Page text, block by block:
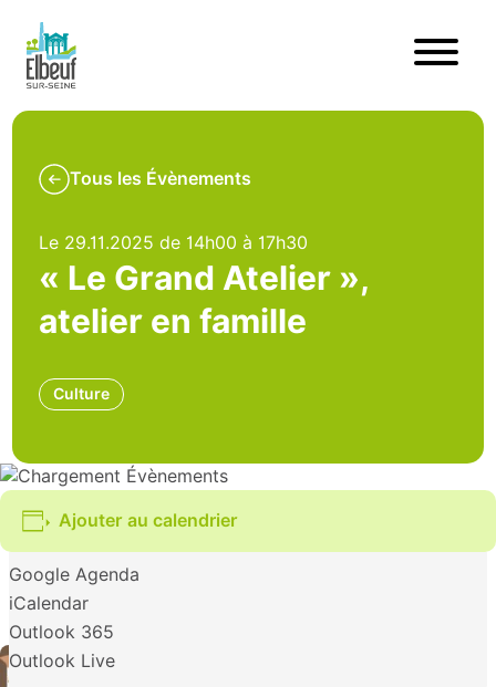
Tous les Évènements
Le 29.11.2025 de 14h00 à 17h30
« Le Grand Atelier »,
atelier en famille
Culture
Ajouter au calendrier
Google Agenda
iCalendar
Outlook 365
Outlook Live